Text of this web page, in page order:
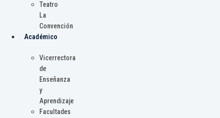
Teatro
La
Convención
Académico
Vicerrectora
de
Enseñanza
y
Aprendizaje
Facultades